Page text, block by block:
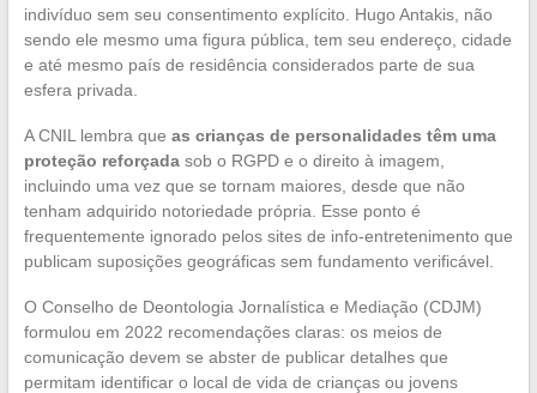
indivíduo sem seu consentimento explícito. Hugo Antakis, não
sendo ele mesmo uma figura pública, tem seu endereço, cidade
e até mesmo país de residência considerados parte de sua
esfera privada.
A CNIL lembra que as crianças de personalidades têm uma
proteção reforçadasob o RGPD e o direito à imagem,
incluindo uma vez que se tornam maiores, desde que não
tenham adquirido notoriedade própria. Esse ponto é
frequentemente ignorado pelos sites de info-entretenimento que
publicam suposições geográficas sem fundamento verificável.
O Conselho de Deontologia Jornalística e Mediação (CDJM)
formulou em 2022 recomendações claras: os meios de
comunicação devem se abster de publicar detalhes que
permitam identificar o local de vida de crianças ou jovens